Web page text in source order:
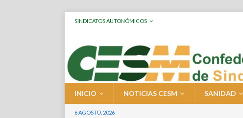
SINDICATOS AUTONÓMICOS
INICIO NOTICIAS CESM SANIDAD
6 AGOSTO, 2026